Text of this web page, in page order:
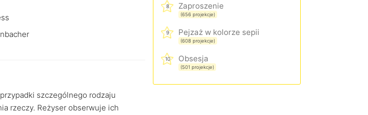
szczególnego rodzaju
rzeczy. Reżyser obserwuje ich
8 Zaproszenie
(656 projekcje)
9 Pejzaż w kolorze sepii
(608 projekcje)
10 Obsesja
(501 projekcje)